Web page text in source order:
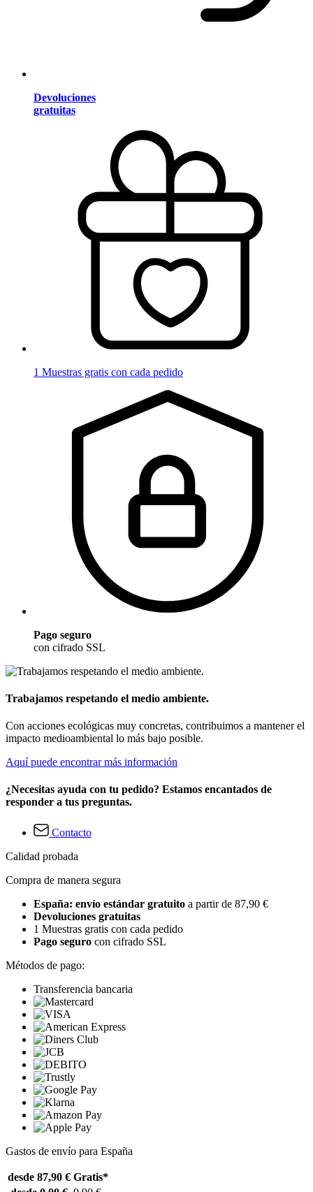
Devoluciones
gratuitas
1 Muestras gratis con cada pedido
Pago seguro
con cifrado SSL
Trabajamos respetando el medio ambiente.
Con acciones ecológicas muy concretas, contribuimos a mantener el
impacto medioambiental lo más bajo posible.
Aquí puede encontrar más información
¿Necesitas ayuda con tu pedido? Estamos encantados de
responder a tus preguntas.
Contacto
Calidad probada
Compra de manera segura
España: envío estándar gratuito a partir de 87,90 €
Devoluciones gratuitas
1 Muestras gratis con cada pedido
Pago seguro con cifrado SSL
Métodos de pago:
Transferencia bancaria
Gastos de envío para España
desde 87,90 € Gratis*